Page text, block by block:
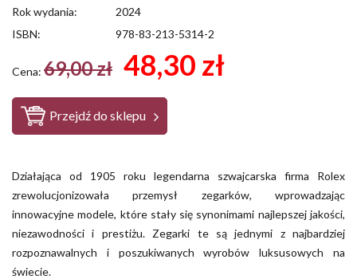
Rok wydania:
2024
ISBN:
978-83-213-5314-2
Cena: 69,00 zł 48,30 zł
Przejdź do sklepu
Działająca od 1905 roku legendarna szwajcarska firma Rolex
zrewolucjonizowała przemysł zegarków, wprowadzając
innowacyjne modele, które stały się synonimami najlepszej jakości,
niezawodności i prestiżu. Zegarki te są jednymi z najbardziej
rozpoznawalnych i poszukiwanych wyrobów luksusowych na
świecie.